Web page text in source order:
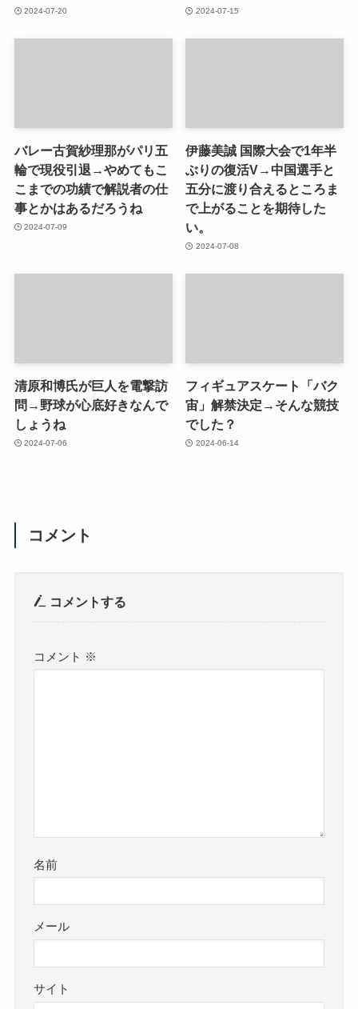
2024-07-20 2024-07-15
バレー古賀紗理那がパリ五
輪で現役引退→やめてもこ
こまでの功績で解説者の仕
事とかはあるだろうね
2024-07-09
伊藤美誠 国際大会で1年半
ぶりの復活V→中国選手と
五分に渡り合えるところま
で上がることを期待した
い。
2024-07-08
清原和博氏が巨人を電撃訪
問→野球が心底好きなんで
しょうね
2024-07-06
フィギュアスケート「バク
宙」解禁決定→そんな競技
でした？
2024-06-14
コメント
コメントする
コメント ※
名前
メール
サイト